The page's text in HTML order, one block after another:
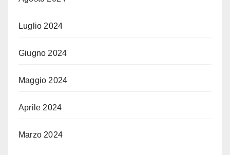
Luglio 2024
Giugno 2024
Maggio 2024
Aprile 2024
Marzo 2024